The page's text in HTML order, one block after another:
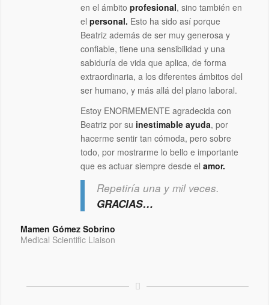
en el ámbito profesional, sino también en
el personal. Esto ha sido así porque
Beatriz además de ser muy generosa y
confiable, tiene una sensibilidad y una
sabiduría de vida que aplica, de forma
extraordinaria, a los diferentes ámbitos del
ser humano, y más allá del plano laboral.
Estoy ENORMEMENTE agradecida con
Beatriz por su inestimable ayuda, por
hacerme sentir tan cómoda, pero sobre
todo, por mostrarme lo bello e importante
que es actuar siempre desde el amor.
Repetiría una y mil veces.
GRACIAS…
Mamen Gómez Sobrino
Medical Scientific Liaison